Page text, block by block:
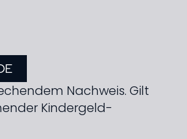
Nachweis. Gilt
Kindergeld­